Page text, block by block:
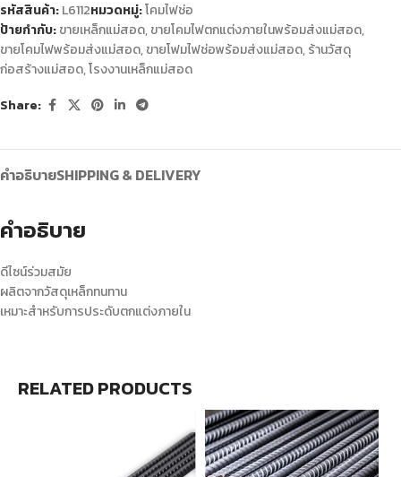
รหัสสินค้า:L6112หมวดหมู่:โคมไฟช่อ
ป้ายกำกับ:ขายเหล็กแม่สอด,ขายโคมไฟตกแต่งภายในพร้อมส่งแม่สอด,
ขายโคมไฟพร้อมส่งแม่สอด,ขายโฟมไฟช่อพร้อมส่งแม่สอด,ร้านวัสดุ
ก่อสร้างแม่สอด,โรงงานเหล็กแม่สอด
Share:
คำอธิบายSHIPPING & DELIVERY
คำอธิบาย
ดีไซน์ร่วมสมัย
ผลิตจากวัสดุเหล็กทนทาน
เหมาะสำหรับการประดับตกแต่งภายใน
RELATED PRODUCTS